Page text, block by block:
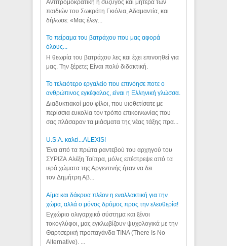
Αντιτρομοκρατική η σύζυγος και μητέρα των
παιδιών του Σωκράτη Γκιόλια, Αδαμαντία, και
δήλωσε: «Μας έλεγ...
Το πείραμα του βατράχου που μας αφορά
όλους...
Η θεωρία του βατράχου λες και έχει επινοηθεί για
μας. Την ξέρετε; Είναι πολύ διδακτική.
Το τελειότερο εργαλείο που επινόησε ποτε ο
ανθρώπινος εγκέφαλος, είναι η Ελληνική γλώσσα.
Διαδυκτιακοί μου φίλοι, που υιοθετίσατε με
περίσσια ευκολία τον τρόπο επικοινωνίας που
σας πλάσαραν τα μιάσματα της νέας τάξης πρα...
U.S.A. καλεί...ALEXIS!
Ένα από τα πρώτα ραντεβού του αρχηγού του
ΣΥΡΙΖΑ Αλέξη Τσίπρα, μόλις επέστρεψε από τα
ιερά χώματα της Αργεντινής ήταν να δει
τον Δημήτρη Αβ...
Αίμα και δάκρυα πλέον η εναλλακτική για την
χώρα, αλλά ο μόνος δρόμος προς την ελευθερία!
Εγχώριο ολιγαρχικό σύστημα και ξένοι
τοκογλύφοι, μας εγκλωβίζουν ψυχολογικά με την
Θαρτσερική προπαγάνδα TINA (There Is No
Alternative). ...